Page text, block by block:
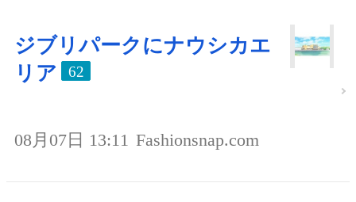
ジブリパークにナウシカエ
リア
62
08月07日 13:11 Fashionsnap.com